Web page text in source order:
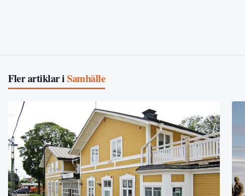
Fler artiklar iSamhälle